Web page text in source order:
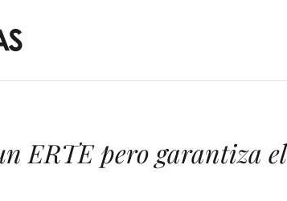
ERTE pero garantiza el